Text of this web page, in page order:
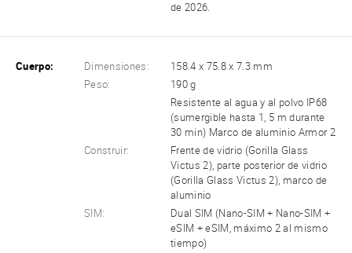
de 2026.
Cuerpo: Dimensiones:
158.4 x 75.8 x 7.3 mm
Peso:
190 g
Resistente al agua y al polvo IP68
(sumergible hasta 1, 5 m durante
30 min) Marco de aluminio Armor 2
Construir:
Frente de vidrio (Gorilla Glass
Victus 2), parte posterior de vidrio
(Gorilla Glass Victus 2), marco de
aluminio
SIM:
Dual SIM (Nano-SIM + Nano-SIM +
eSIM + eSIM, máximo 2 al mismo
tiempo)